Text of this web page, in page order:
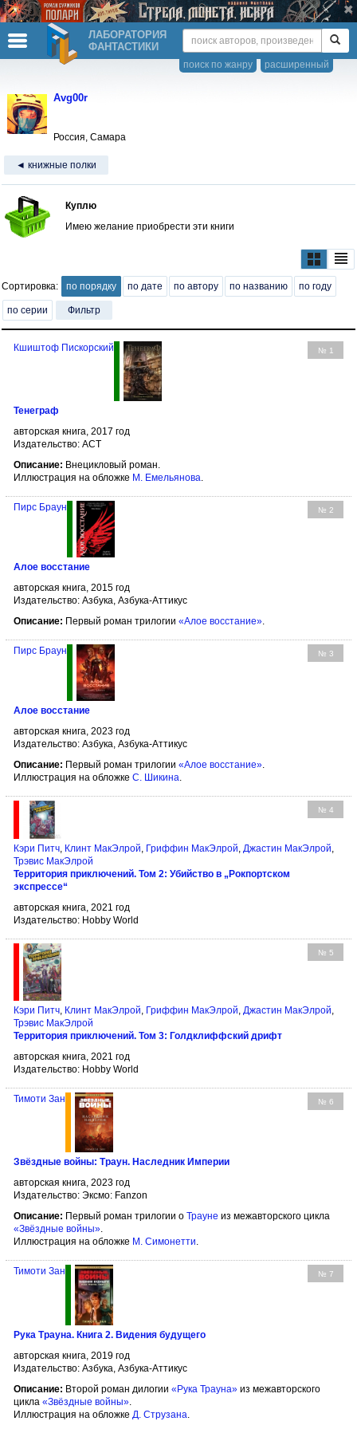
ЛАБОРАТОРИЯ
ФАНТАСТИКИ
расширенный
поиск по жанру
Avg00r
Россия, Самара
◄ книжные полки
Куплю
Имею желание приобрести эти книги
Сортировка: по порядку по дате по автору по названию по году
по серии Фильтр
№ 1
Кшиштоф Пискорский
Тенеграф
авторская книга, 2017 год
Издательство: АСТ
Описание: Внецикловый роман.
Иллюстрация на обложке М. Емельянова.
№ 2
Пирс Браун
Алое восстание
авторская книга, 2015 год
Издательство: Азбука, Азбука-Аттикус
Описание: Первый роман трилогии «Алое восстание»
№ 3
Пирс Браун
Алое восстание
авторская книга, 2023 год
Издательство: Азбука, Азбука-Аттикус
Описание: Первый роман трилогии «Алое восстание»
Иллюстрация на обложке С. Шикина
№ 4
Кэри Питч Клинт МакЭлрой Гриффин МакЭлрой Джастин МакЭлрой
Трэвис МакЭлрой
Территория приключений. Том 2: Убийство в „Рокпортском
экспрессе“
авторская книга, 2021 год
Издательство: Hobby World
№ 5
Кэри Питч Клинт МакЭлрой Гриффин МакЭлрой Джастин МакЭлрой
Трэвис МакЭлрой
Территория приключений. Том 3: Голдклиффский дрифт
авторская книга, 2021 год
Издательство: Hobby World
№ 6
Тимоти Зан
Звёздные войны: Траун. Наследник Империи
авторская книга, 2023 год
Издательство: Эксмо: Fanzon
Описание: Первый роман трилогии о Трауне из межавторского цикла
«Звёздные войны».
Иллюстрация на обложке М. Симонетти.
№ 7
Тимоти Зан
Рука Трауна. Книга 2. Видения будущего
авторская книга, 2019 год
Издательство: Азбука, Азбука-Аттикус
Описание: Второй роман дилогии «Рука Трауна» из межавторского
цикла «Звёздные войны».
Иллюстрация на обложке Д. Струзана.